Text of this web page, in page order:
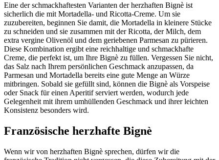
Eine der schmackhaftesten Varianten der herzhaften Bignè ist
sicherlich die mit Mortadella- und Ricotta-Creme. Um sie
zuzubereiten, beginnen Sie damit, die Mortadella in kleinere Stücke
zu schneiden und sie zusammen mit der Ricotta, der Milch, dem
extra vergine Olivenöl und dem geriebenen Parmesan zu pürieren.
Diese Kombination ergibt eine reichhaltige und schmackhafte
Creme, die perfekt ist, um Ihre Bignè zu füllen. Vergessen Sie nicht,
das Salz nach Ihrem persönlichen Geschmack anzupassen, da
Parmesan und Mortadella bereits eine gute Menge an Würze
mitbringen. Sobald sie gefüllt sind, können die Bignè als Vorspeise
oder Snack für einen Aperitif serviert werden, wodurch jede
Gelegenheit mit ihrem umhüllenden Geschmack und ihrer leichten
Konsistenz besonders wird.
Französische herzhafte Bignè
Wenn wir von herzhaften Bignè sprechen, dürfen wir die